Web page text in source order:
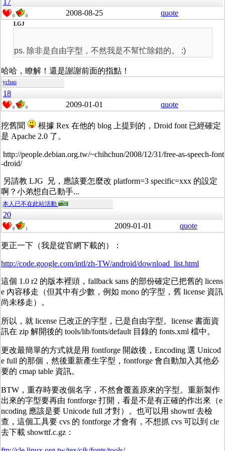
17
0 0 2008-08-25 quote
LGJ
ps. 除非是自由字型，不然我是不幫忙除錯的。 :)
哈哈，瞭解！還是謝謝前面的指點！
ychao
18
0 0 2009-01-01 quote
挖舊聞
根據 Rex 在他的 blog 上提到的，Droid font 已經確定
是 Apache 2.0 了。
http://people.debian.org.tw/~chihchun/2008/12/31/free-as-speech-font
-droid/
另請教 LJG 兄，應該要怎麼改 platform=3 specific=xxx 的設定
啊？小弟想自己動手...
本人已不在此站活動
20
0 1 2009-01-01 quote
更正一下（我是從官網下載的）：
http://code.google.com/intl/zh-TW/android/download_list.html
這個 1.0 r2 的版本裡頭，fallback sans 的部份確定已把舊的 licens
e 內容移走（但其中有少數，例如 mono 的字型，舊 license 資訊
尚未移走）。
所以，就 license 已改正的字型，已是自由字型。license 書面資
訊在 zip 解開後的 tools/lib/fonts/default 目錄的 fonts.xml 檔中。
更改最簡單的方式就是用 fontforge 開啟後，Encoding 選 Unicod
e full 的那個，然後重新產生字型，fontforge 會自動加入其他必
要的 cmap table 資訊。
BTW，重存時要改個名字，不然會覆蓋原來的字型。重新製作
出來的字型要再由 fontforge 打開，看是不是有正確的作出來（e
ncoding 應該是要 Unicode full 才對）。也可以用 showttf 去檢
查，這個工具要 cvs 的 fontforge 才會有，不想抓 cvs 可以到 cle
去下載 showttf.c.gz：